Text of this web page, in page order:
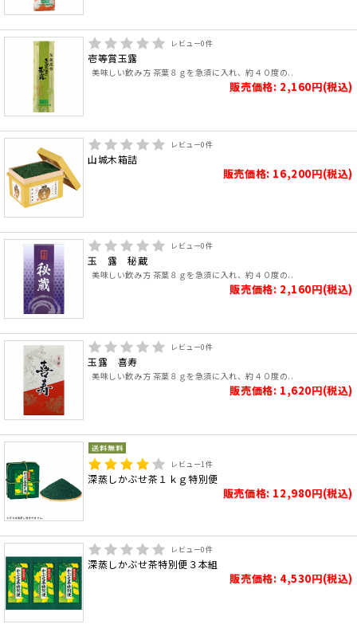
レビュー0件
壱等賞玉露
美味しい飲み方 茶葉８ｇを急須に入れ、約４０度の..
販売価格: 2,160円(税込)
レビュー0件
山城木箱詰
販売価格: 16,200円(税込)
レビュー0件
玉 露 秘蔵
美味しい飲み方 茶葉８ｇを急須に入れ、約４０度の..
販売価格: 2,160円(税込)
レビュー0件
玉露 喜寿
美味しい飲み方 茶葉８ｇを急須に入れ、約４０度の..
販売価格: 1,620円(税込)
レビュー1件
深蒸しかぶせ茶１ｋｇ特別便
販売価格: 12,980円(税込)
レビュー0件
深蒸しかぶせ茶特別便３本組
販売価格: 4,530円(税込)